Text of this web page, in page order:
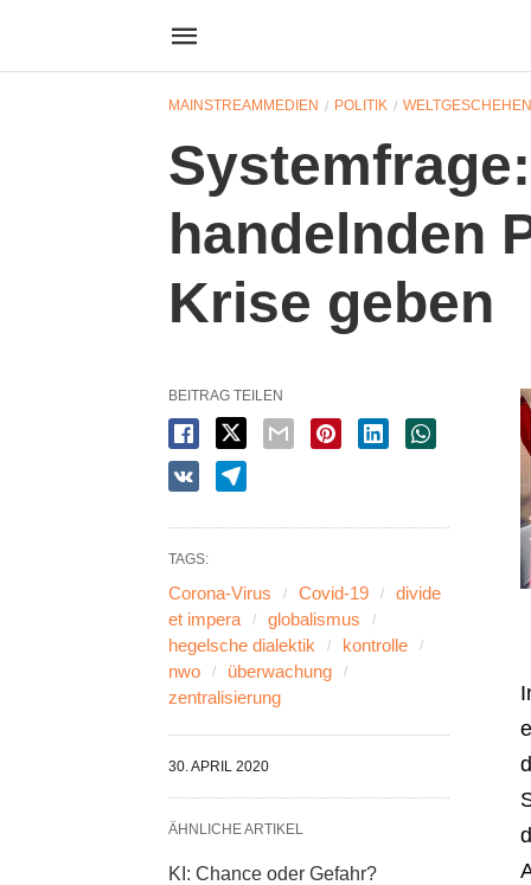
MAINSTREAMMEDIEN POLITIK WELTGESCHEHEN
handelnden
Krise geben
BEITRAG TEILEN
TAGS:
Corona-Virus Covid-19
divide
et impera
globalismus
hegelsche dialektik
kontrolle
nwo
überwachung
zentralisierung
30. APRIL 2020
ÄHNLICHE ARTIKEL
KI: Chance oder Gefahr?